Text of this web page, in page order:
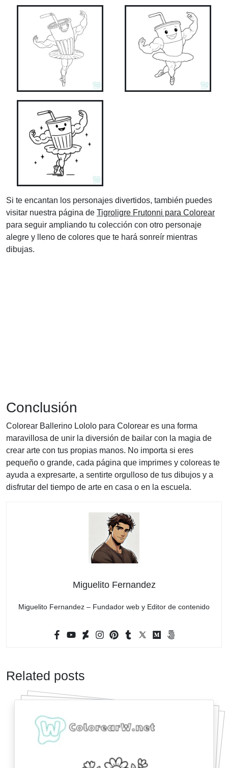
Si te encantan los personajes divertidos, también puedes
visitar nuestra página de Tigroligre Frutonni para Colorear
para seguir ampliando tu colección con otro personaje
alegre y lleno de colores que te hará sonreír mientras
dibujas.
Conclusión
Colorear Ballerino Lololo para Colorear es una forma
maravillosa de unir la diversión de bailar con la magia de
crear arte con tus propias manos. No importa si eres
pequeño o grande, cada página que imprimes y coloreas te
ayuda a expresarte, a sentirte orgulloso de tus dibujos y a
disfrutar del tiempo de arte en casa o en la escuela.
Miguelito Fernandez
Miguelito Fernandez – Fundador web y Editor de contenido
Related posts